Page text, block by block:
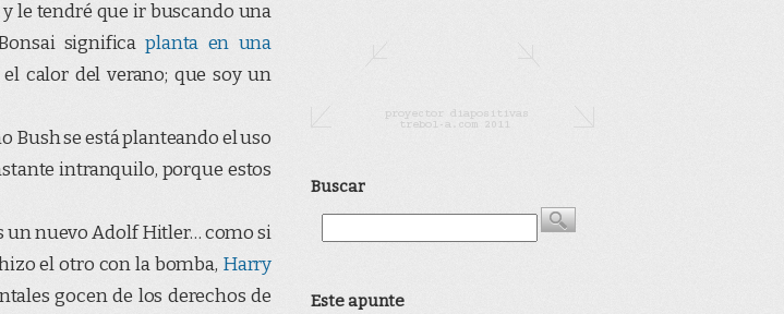
le tendré que ir buscando una
significaplanta en una
calor del verano; que soy un
Bush se está planteando el uso
intranquilo, porque estos
un nuevo Adolf Hitler… como si
el otro con la bomba, Harry
gocen de los derechos de
Buscar
Este apunte